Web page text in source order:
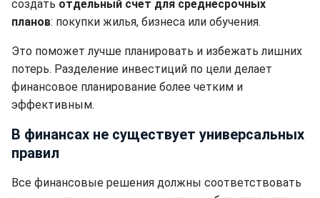
создать отдельный счет для среднесрочных
планов: покупки жилья, бизнеса или обучения.
Это поможет лучше планировать и избежать лишних
потерь. Разделение инвестиций по цели делает
финансовое планирование более четким и
эффективным.
В финансах не существует универсальных
правил
Все финансовые решения должны соответствовать